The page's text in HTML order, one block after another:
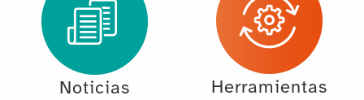
Noticias
Herramientas